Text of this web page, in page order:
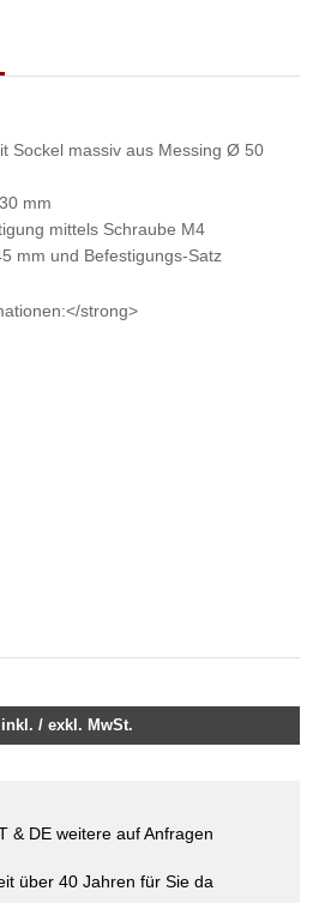
Sockel massiv aus Messing Ø 50
mm
mittels Schraube M4
mm und Befestigungs-Satz
strong>
inkl. / exkl. MwSt.
& DE weitere auf Anfragen
über 40 Jahren für Sie da